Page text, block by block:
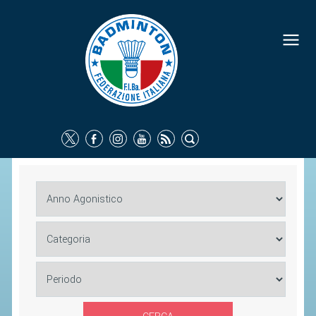
FEDERAZIONE
IDENTITÀ
COMMISSIONI FEDERALI
ORGANI TERRITORIALI
SOCIETÀ SPORTIVE
TUTELA DELLA SALUTE -
COMUNICAZIONE E MARKETING